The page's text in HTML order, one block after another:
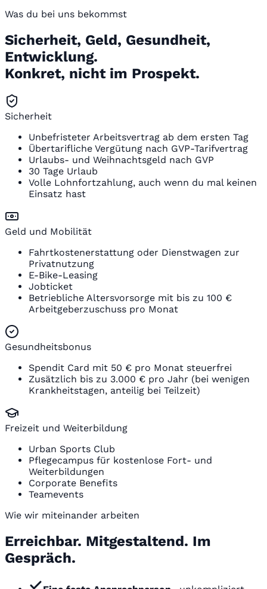
Was du bei uns bekommst
Sicherheit, Geld, Gesundheit,
Entwicklung.
Konkret, nicht im Prospekt.
Sicherheit
Unbefristeter Arbeitsvertrag ab dem ersten Tag
Übertarifliche Vergütung nach GVP-Tarifvertrag
Urlaubs- und Weihnachtsgeld nach GVP
30 Tage Urlaub
Volle Lohnfortzahlung, auch wenn du mal keinen
Einsatz hast
Geld und Mobilität
Fahrtkostenerstattung oder Dienstwagen zur
Privatnutzung
E-Bike-Leasing
Jobticket
Betriebliche Altersvorsorge mit bis zu 100 €
Arbeitgeberzuschuss pro Monat
Gesundheitsbonus
Spendit Card mit 50 € pro Monat steuerfrei
Zusätzlich bis zu 3.000 € pro Jahr (bei wenigen
Krankheitstagen, anteilig bei Teilzeit)
Freizeit und Weiterbildung
Urban Sports Club
Pflegecampus für kostenlose Fort- und
Weiterbildungen
Corporate Benefits
Teamevents
Wie wir miteinander arbeiten
Erreichbar. Mitgestaltend. Im
Gespräch.